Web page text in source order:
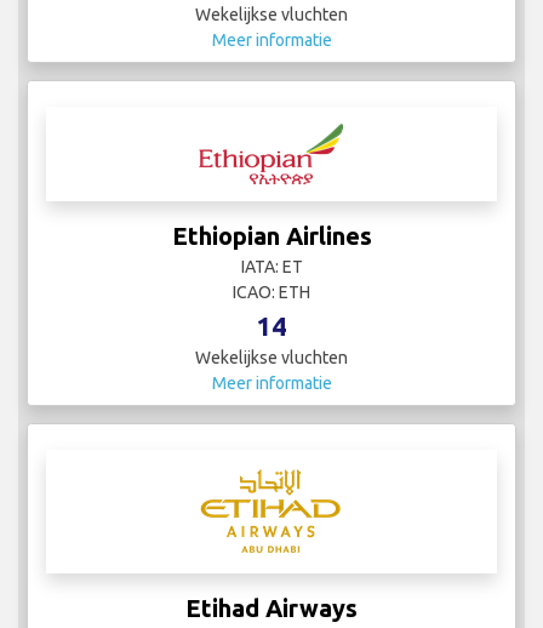
Wekelijkse vluchten
Meer informatie
Ethiopian Airlines
IATA: ET
ICAO: ETH
14
Wekelijkse vluchten
Meer informatie
Etihad Airways